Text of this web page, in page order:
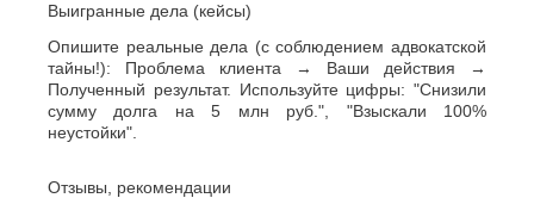
Выигранные дела (кейсы)
Опишите реальные дела (с соблюдением адвокатской
тайны!): Проблема клиента → Ваши действия →
Полученный результат. Используйте цифры: "Снизили
сумму долга на 5 млн руб.", "Взыскали 100%
неустойки".
Отзывы, рекомендации